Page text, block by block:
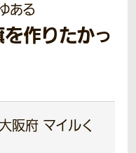
ある
作りたかっ
阪府 マイルく